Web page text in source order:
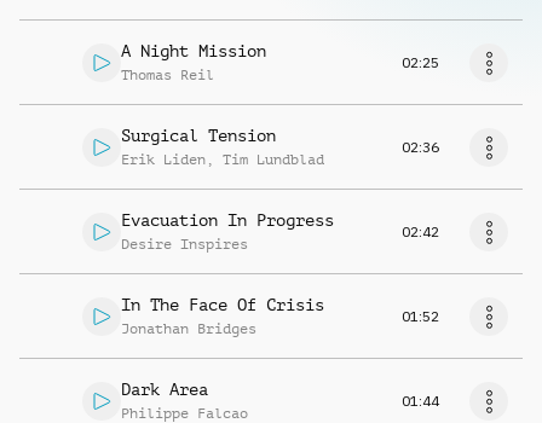
A Night Mission
Thomas Reil
02:25
Surgical Tension
Erik Liden , Tim Lundblad
02:36
Evacuation In Progress
Desire Inspires
02:42
In The Face Of Crisis
Jonathan Bridges
01:52
Dark Area
Philippe Falcao
01:44